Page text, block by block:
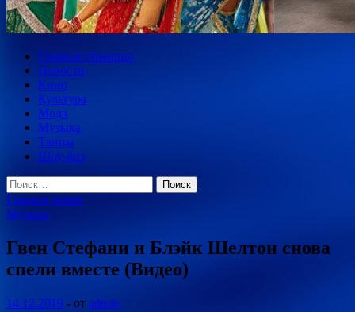
Главная страница
Новости
Кино
Культура
Мода
Музыка
Танцы
Шоу-биз
Найти:
Главное меню
Музыка
Гвен Стефани и Блэйк Шелтон снова
спели вместе (Видео)
14.12.2019 - от admin